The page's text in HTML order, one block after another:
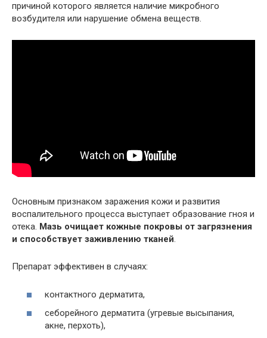
причиной которого является наличие микробного
возбудителя или нарушение обмена веществ.
Основным признаком заражения кожи и развития
воспалительного процесса выступает образование гноя и
отека. Мазь очищает кожные покровы от загрязнения
и способствует заживлению тканей.
Препарат эффективен в случаях:
контактного дерматита,
себорейного дерматита (угревые высыпания,
акне, перхоть),